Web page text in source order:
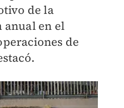
de la
en el
de